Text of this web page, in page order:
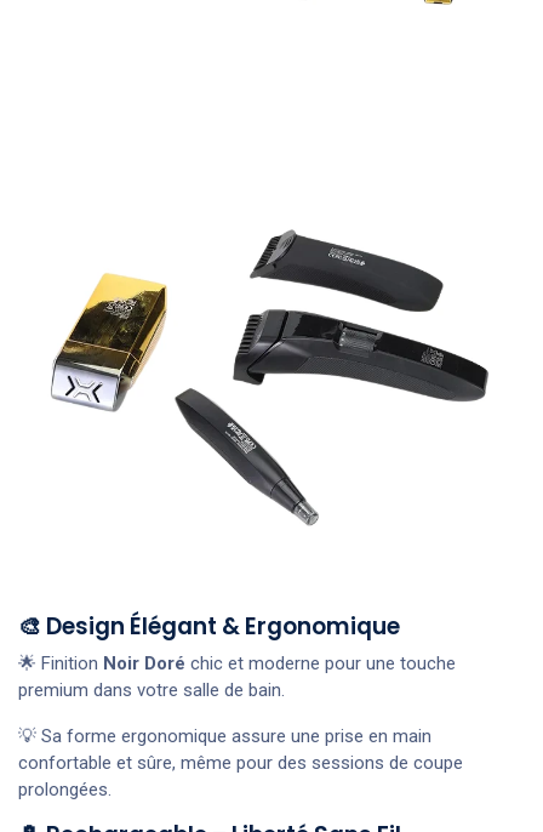
🎨 Design Élégant & Ergonomique
🌟 Finition Noir Doré chic et moderne pour une touche
premium dans votre salle de bain.
💡 Sa forme ergonomique assure une prise en main
confortable et sûre, même pour des sessions de coupe
prolongées.